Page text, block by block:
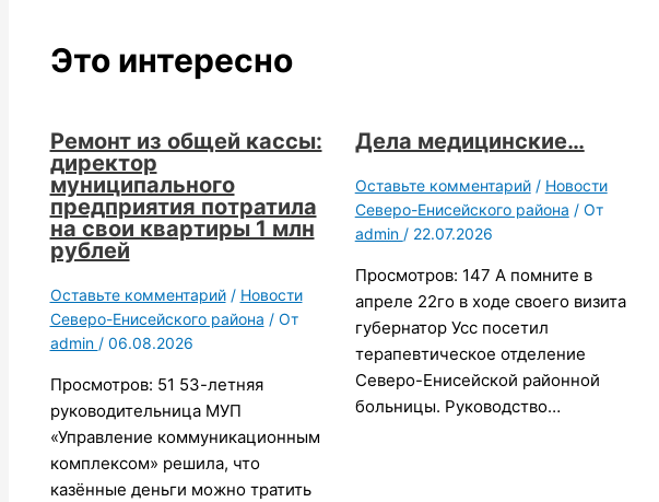
Это интересно
Ремонт из общей кассы:
директор
муниципального
предприятия потратила
на свои квартиры 1 млн
рублей
Оставьте комментарий / Новости
Северо-Енисейского района / От
admin / 06.08.2026
Просмотров: 51 53-летняя
руководительница МУП
«Управление коммуникационным
комплексом» решила, что
казённые деньги можно тратить
Дела медицинские…
Оставьте комментарий / Новости
Северо-Енисейского района / От
admin / 22.07.2026
Просмотров: 147 А помните в
апреле 22го в ходе своего визита
губернатор Усс посетил
терапевтическое отделение
Северо-Енисейской районной
больницы. Руководство…